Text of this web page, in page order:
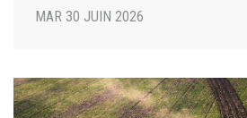
MAR 30 JUIN 2026